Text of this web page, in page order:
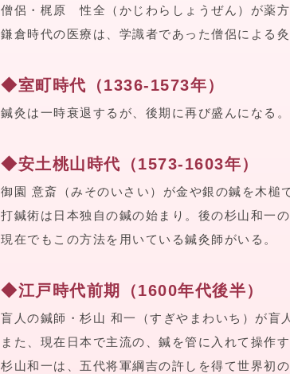
僧侶・梶原 性全（かじわらしょうぜん）が薬
鎌倉時代の医療は、学識者であった僧侶による灸
◆室町時代（1336-1573年）
鍼灸は一時衰退するが、後期に再び盛んになる。
◆安土桃山時代（1573-1603年）
御園 意斎（みそのいさい）が金や銀の鍼を木槌
打鍼術は日本独自の鍼の始まり。後の杉山和一
現在でもこの方法を用いている鍼灸師がいる。
◆江戸時代前期（1600年代後半）
盲人の鍼師・杉山 和一（すぎやまわいち）が盲
また、現在日本で主流の、鍼を管に入れて操作
杉山和一は、五代将軍綱吉の許しを得て世界初